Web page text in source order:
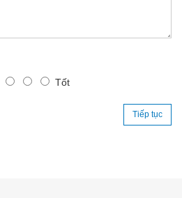
Tốt
Tiếp tục